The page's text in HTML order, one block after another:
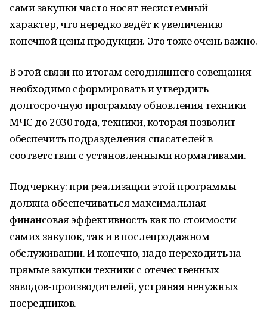
сами закупки часто носят несистемный
характер, что нередко ведёт к увеличению
конечной цены продукции. Это тоже очень важно.
В этой связи по итогам сегодняшнего совещания
необходимо сформировать и утвердить
долгосрочную программу обновления техники
МЧС до 2030 года, техники, которая позволит
обеспечить подразделения спасателей в
соответствии с установленными нормативами.
Подчеркну: при реализации этой программы
должна обеспечиваться максимальная
финансовая эффективность как по стоимости
самих закупок, так и в послепродажном
обслуживании. И конечно, надо переходить на
прямые закупки техники с отечественных
заводов‑производителей, устраняя ненужных
посредников.